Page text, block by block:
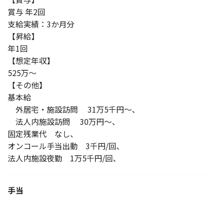
賞与 年2回
支給実績：3か月分
【昇給】
年1回
【想定年収】
525万～
【その他】
基本給
外居宅・施設訪問 31万5千円～、
法人内施設訪問 30万円～、
固定残業代 なし、
オンコール手当出動 3千円/回、
法人内施設夜勤 1万5千円/回、
手当